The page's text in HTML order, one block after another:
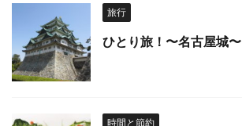
旅行
ひとり旅！〜名古屋城〜
時間と節約